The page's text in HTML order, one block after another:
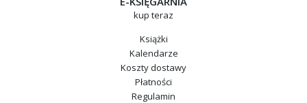
kup teraz
Książki
Kalendarze
Koszty dostawy
Płatności
Regulamin